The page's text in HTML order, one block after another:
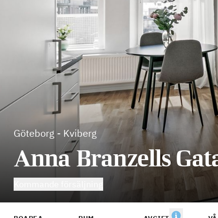
Göteborg - Kviberg
Anna Branzells